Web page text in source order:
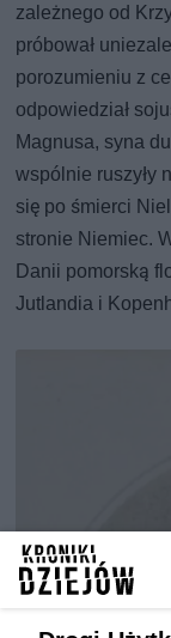
zależnego od
próbował
porozumieniu z
odpowiedział
Magnusa, syna
wspólnie ruszyły
się po śmierci
stronie Niemiec.
Danii pomorską
Jutlandia i